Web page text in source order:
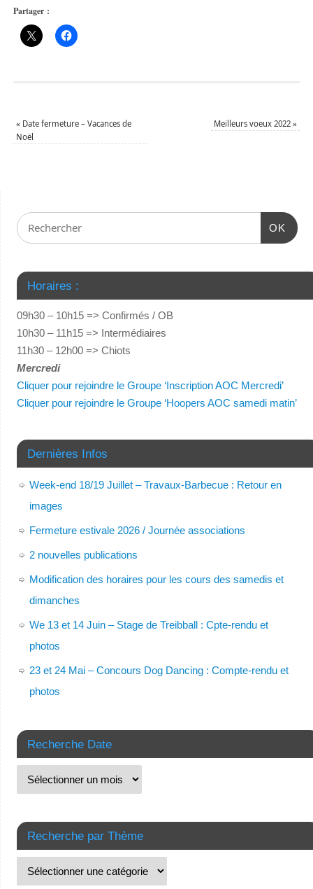
Partager :
« Date fermeture – Vacances de
Noël
Meilleurs voeux 2022»
OK
Horaires :
09h30 – 10h15 => Confirmés / OB
10h30 – 11h15 => Intermédiaires
11h30 – 12h00 => Chiots
Mercredi
Cliquer pour rejoindre le Groupe ‘Inscription AOC Mercredi’
Cliquer pour rejoindre le Groupe ‘Hoopers AOC samedi matin’
Dernières Infos
Week-end 18/19 Juillet – Travaux-Barbecue : Retour en
images
Fermeture estivale 2026 / Journée associations
2 nouvelles publications
Modification des horaires pour les cours des samedis et
dimanches
We 13 et 14 Juin – Stage de Treibball : Cpte-rendu et
photos
23 et 24 Mai – Concours Dog Dancing : Compte-rendu et
photos
Recherche Date
Recherche par Thème